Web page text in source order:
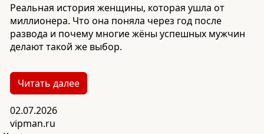
Реальная история женщины, которая ушла от
миллионера. Что она поняла через год после
развода и почему многие жёны успешных мужчин
делают такой же выбор.
Читать далее
02.07.2026
vipman.ru